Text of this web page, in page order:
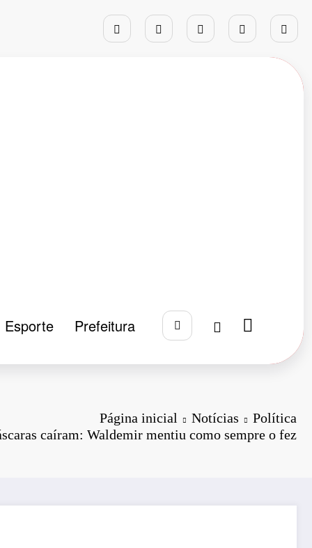
Esporte Prefeitura
Página inicial Notícias
Política
caíram: Waldemir mentiu como sempre o fez